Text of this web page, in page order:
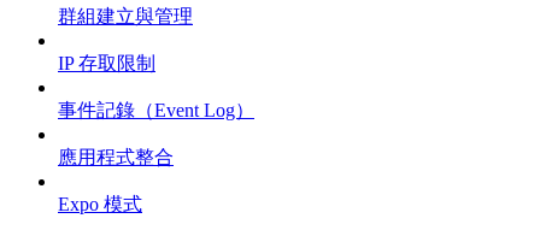
群組建立與管理
IP 存取限制
事件記錄（Event Log）
應用程式整合
Expo 模式